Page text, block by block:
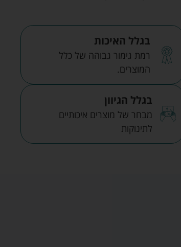
בגלל האיכות
רמת גימור גבוהה של כלל
המוצרים.
בגלל הגיוון
מבחר של מוצרים איכותיים
לתינוקות